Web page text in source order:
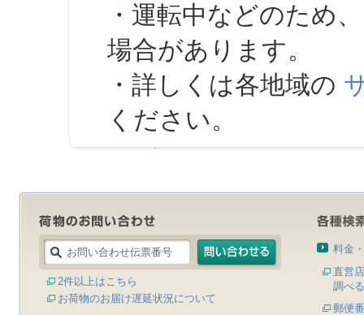
・運転中などのため
場合があります。
・詳しくは各地域の
ください。
2件以上はこちら
お荷物のお届け遅延状況について
料金
直営
調べる
郵便